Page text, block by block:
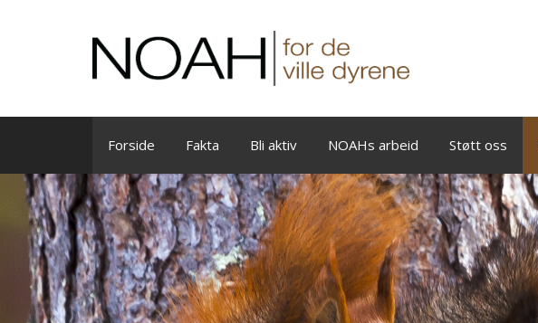
Forside Fakta Bli aktiv NOAHs arbeid Støtt oss